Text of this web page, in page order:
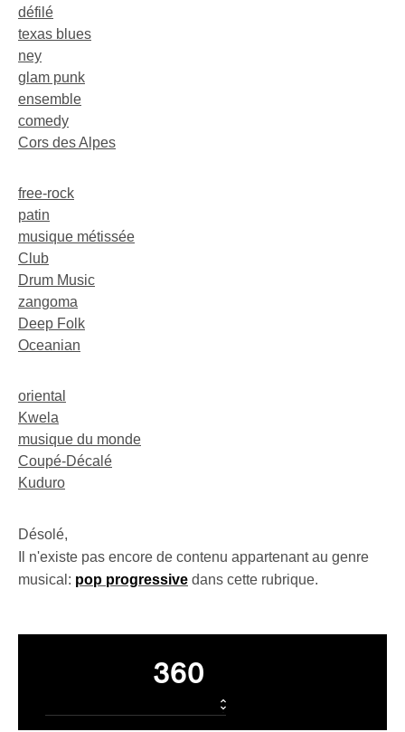
défilé
texas blues
ney
glam punk
ensemble
comedy
Cors des Alpes
free-rock
patin
musique métissée
Club
Drum Music
zangoma
Deep Folk
Oceanian
oriental
Kwela
musique du monde
Coupé-Décalé
Kuduro
Désolé,
Il n'existe pas encore de contenu appartenant au genre
musical: pop progressive dans cette rubrique.
360